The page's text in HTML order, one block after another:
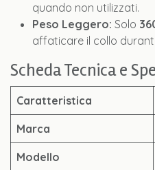
quando non utilizzati.
Peso Leggero: Solo
affaticare il collo
Scheda Tecnica e
Caratteristica
Marca
Modello